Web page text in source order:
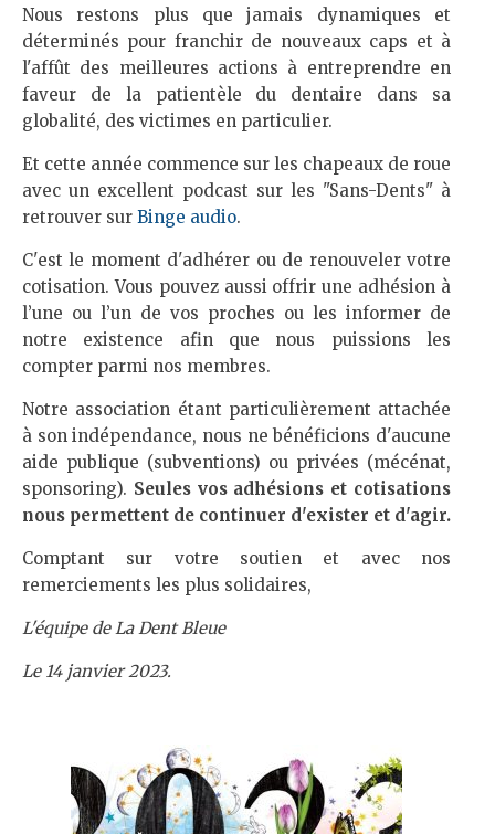
Nous restons plus que jamais dynamiques et
déterminés pour franchir de nouveaux caps et à
l'affût des meilleures actions à entreprendre en
faveur de la patientèle du dentaire dans sa
globalité, des victimes en particulier.
Et cette année commence sur les chapeaux de roue
avec un excellent podcast sur les "Sans-Dents" à
retrouver sur Binge audio.
C'est le moment d'adhérer ou de renouveler votre
cotisation. Vous pouvez aussi offrir une adhésion à
l’une ou l’un de vos proches ou les informer de
notre existence afin que nous puissions les
compter parmi nos membres.
Notre association étant particulièrement attachée
à son indépendance, nous ne bénéficions d'aucune
aide publique (subventions) ou privées (mécénat,
sponsoring). Seules vos adhésions et cotisations
nous permettent de continuer d'exister et d'agir.
Comptant sur votre soutien et avec nos
remerciements les plus solidaires,
L'équipe de La Dent Bleue
Le 14 janvier 2023.